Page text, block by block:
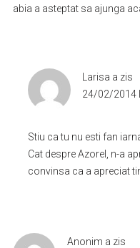
abia a asteptat sa ajunga
Larisa a zis
24/02/2014
Stiu ca tu nu esti fan
Cat despre Azorel, n-a
convinsa ca a apreciat
Anonim a zis